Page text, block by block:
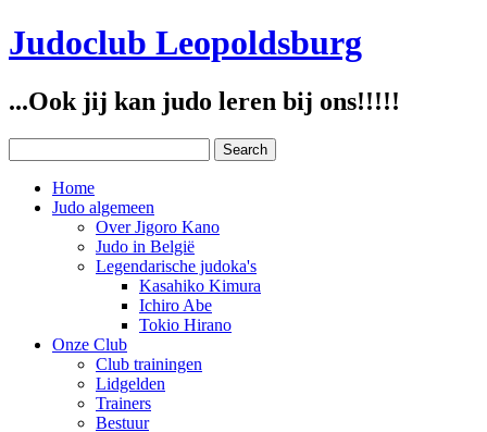
Judoclub Leopoldsburg
...Ook jij kan judo leren bij ons!!!!!
Home
Judo algemeen
Over Jigoro Kano
Judo in België
Legendarische judoka's
Kasahiko Kimura
Ichiro Abe
Tokio Hirano
Onze Club
Club trainingen
Lidgelden
Trainers
Bestuur